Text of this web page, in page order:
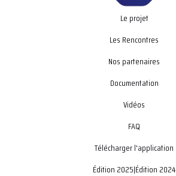
Le projet
Les Rencontres
Nos partenaires
Documentation
Vidéos
FAQ
Télécharger l'application
Édition 2025|Édition 2024